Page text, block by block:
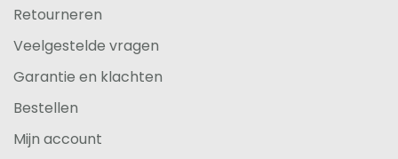
Retourneren
Veelgestelde vragen
Garantie en klachten
Bestellen
Mijn account